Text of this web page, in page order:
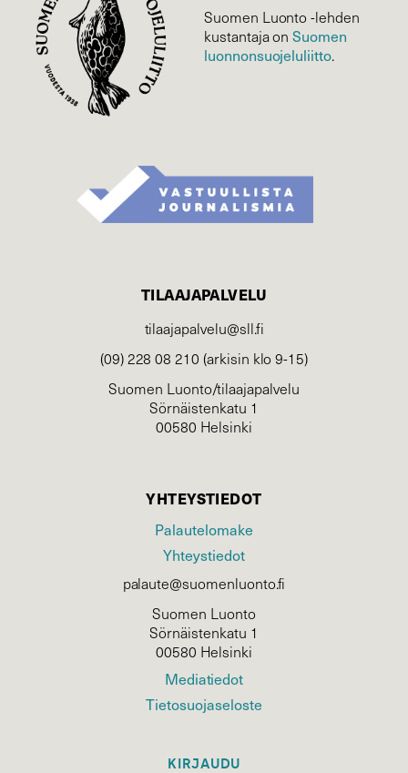
Suomen Luonto -lehden
kustantaja onSuomen
luonnonsuojelu­liitto.
TILAAJAPALVELU
tilaajapalvelu@sll.fi
(09) 228 08 210 (arkisin klo 9-15)
Suomen Luonto/tilaajapalvelu
Sörnäistenkatu 1
00580 Helsinki
YHTEYSTIEDOT
Palautelomake
Yhteystiedot
palaute@suomenluonto.fi
Suomen Luonto
Sörnäistenkatu 1
00580 Helsinki
Mediatiedot
Tietosuojaseloste
KIRJAUDU